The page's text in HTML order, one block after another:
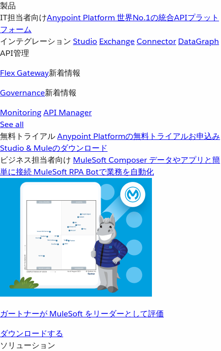
製品
IT担当者向けAnypoint Platform 世界No.1の統合APIプラット
フォーム
インテグレーション Studio ExchangeConnector DataGraph
API管理
Flex Gateway新着情報
Governance新着情報
MonitoringAPI Manager
See all
無料トライアルAnypoint Platformの無料トライアルお申込み
Studio & Muleのダウンロード
ビジネス担当者向け MuleSoft Composer データやアプリと簡
単に接続 MuleSoft RPA Botで業務を自動化
ガートナーが MuleSoft をリーダーとして評価
ダウンロードする
ソリューション